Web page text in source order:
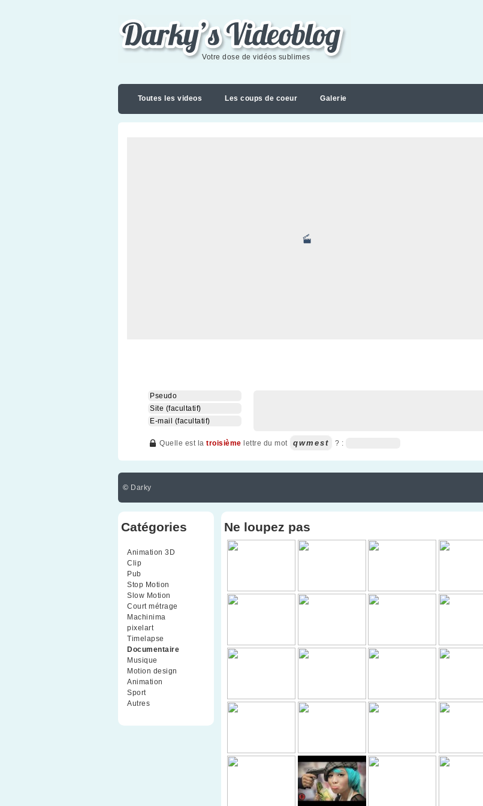
Darky's videoblog
Votre dose de vidéos sublimes
Toutes les videos Les coups de coeur Galerie
Quelle est la troisième lettre du mot qwmest ? :
© Darky
Catégories
Animation 3D
Clip
Pub
Stop Motion
Slow Motion
Court métrage
Machinima
pixelart(10)
Timelapse
Documentaire
Musique
Motion design
Animation
Sport(2)
Autres
Ne loupez pas